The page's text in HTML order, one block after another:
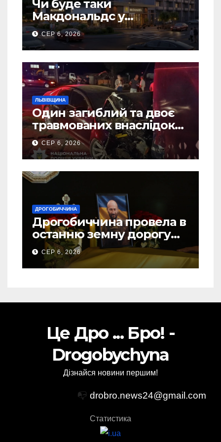
Чи буде таки
Макдональдс у
Дрогобичі? (Фото)
СЕР 6, 2026
ЛЬВІВЩИНА
Один загиблий та двоє
травмованих внаслідок
ДТП на Самбірщині
СЕР 6, 2026
ДРОГОБИЧЧИНА
Дрогобиччина провела в
останню земну дорогу
свого Захисника – Олега
Торського
СЕР 6, 2026
Це Дро ... Бро! -
Drogobychyna
Дізнайся новини першим!
📭 drobro.news24@gmail.com
Статистика